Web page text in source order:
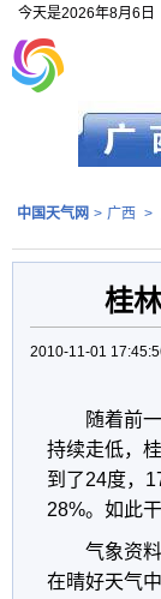
今天是2026年8月6日
中国天气网 > 广西 >
桂
2010-11-01
随着前
持续走低，
到了24度，
28%。如此
气象资
在晴好天气